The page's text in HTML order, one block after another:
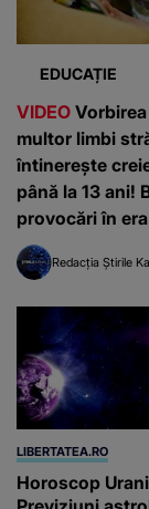
EDUCAȚIE
VIDEO
multor limbi
întinerește
până la 13 ani!
provocări în era
inteligenței
Redacția Știrile
LIBERTATEA.RO
Horoscop